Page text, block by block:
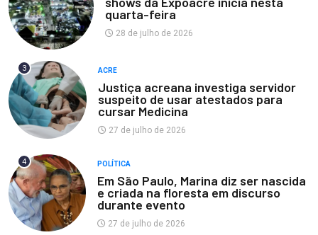
quarta-feira
28 de julho de 2026
3 ACRE
Justiça acreana investiga servidor
suspeito de usar atestados para
cursar Medicina
27 de julho de 2026
4 POLÍTICA
Em São Paulo, Marina diz ser nascida
e criada na floresta em discurso
durante evento
27 de julho de 2026